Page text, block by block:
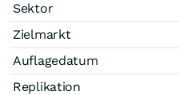
Sektor
Zielmarkt
Auflagedatum
Replikation